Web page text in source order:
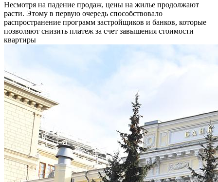
Несмотря на падение продаж, цены на жилье продолжают
расти. Этому в первую очередь способствовало
распространение программ застройщиков и банков, которые
позволяют снизить платеж за счет завышения стоимости
квартиры